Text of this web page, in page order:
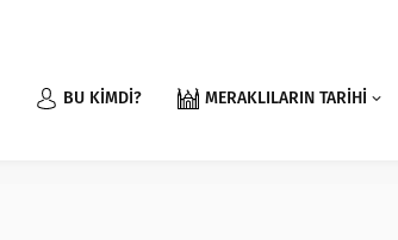
BU KİMDİ? MERAKLILARIN TARİHİ